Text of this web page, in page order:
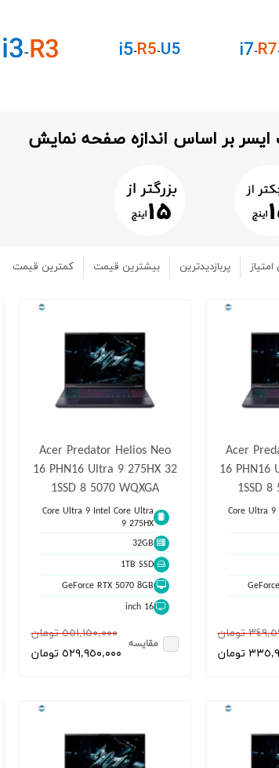
بر اساس اندازه صفحه نمایش
پربازدیدترین بیشترین قیمت کمترین قیمت
Acer
16 PHN16
1SSD 8
Core Ultra
تومان
تومان
Acer Predator Helios Neo
16 PHN16 Ultra 9 275HX 32
1SSD 8 5070 WQXGA
Core Ultra 9 Intel Core Ultra
9 275HX
32GB
1TB SSD
GeForce RTX 5070 8GB
16 inch
٥٥١,١٥٠,٠٠٠ تومان
٥٢٩,٩٥٠,٠٠٠ تومان
مقایسه